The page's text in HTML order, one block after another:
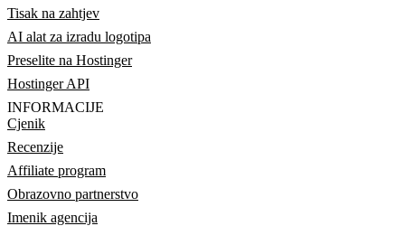
Tisak na zahtjev
AI alat za izradu logotipa
Preselite na Hostinger
Hostinger API
INFORMACIJE
Cjenik
Recenzije
Affiliate program
Obrazovno partnerstvo
Imenik agencija